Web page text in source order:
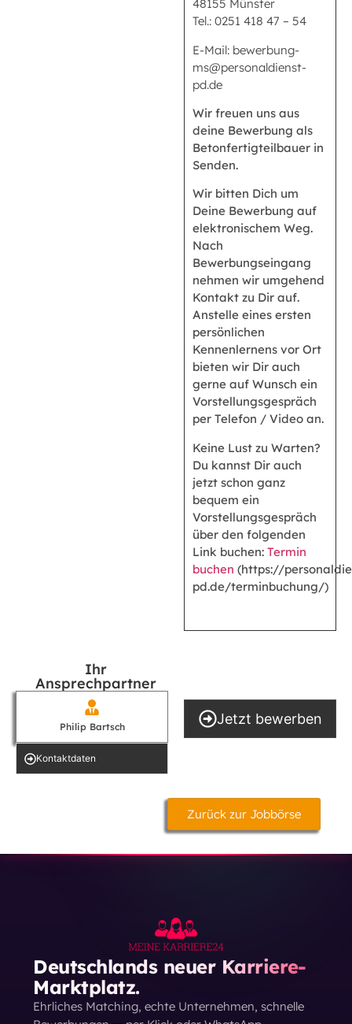
48155 Münster
Tel.: 0251 418 47 – 54
E-Mail: bewerbung-
ms@personaldienst-
pd.de
Wir freuen uns aus
deine Bewerbung als
Betonfertigteilbauer in
Senden.
Wir bitten Dich um
Deine Bewerbung auf
elektronischem Weg.
Nach
Bewerbungseingang
nehmen wir umgehend
Kontakt zu Dir auf.
Anstelle eines ersten
persönlichen
Kennenlernens vor Ort
bieten wir Dir auch
gerne auf Wunsch ein
Vorstellungsgespräch
per Telefon / Video an.
Keine Lust zu Warten?
Du kannst Dir auch
jetzt schon ganz
bequem ein
Vorstellungsgespräch
über den folgenden
Link buchen: Termin
buchen (https://
pd.de/terminbuchung/)
Ihr
Ansprechpartner
Philip Bartsch
Kontakt­daten
Jetzt bewerben
Zurück zur Jobbörse
Deutschlands neuer Karriere-
Marktplatz.
Ehrliches Matching, echte Unternehmen, schnelle